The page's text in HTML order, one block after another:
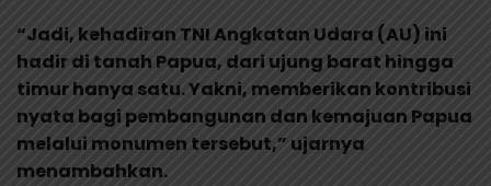
“Jadi, kehadiran TNI Angkatan Udara (AU) ini
hadir di tanah Papua, dari ujung barat hingga
timur hanya satu. Yakni, memberikan kontribusi
nyata bagi pembangunan dan kemajuan Papua
melalui monumen tersebut,” ujarnya
menambahkan.